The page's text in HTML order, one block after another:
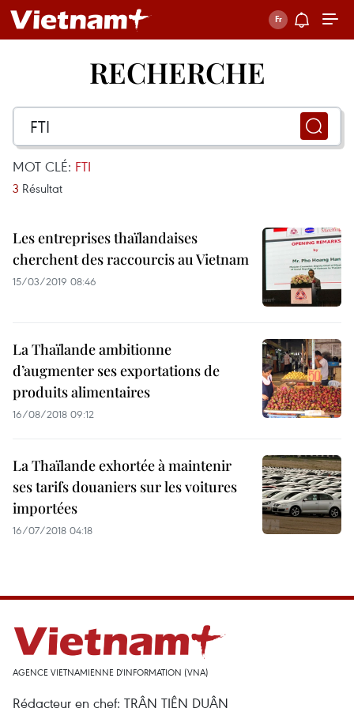
RECHERCHE
MOT CLÉ: FTI
3 Résultat
Les entreprises thaïlandaises
cherchent des raccourcis au Vietnam
15/03/2019 08:46
La Thaïlande ambitionne
d’augmenter ses exportations de
produits alimentaires
16/08/2018 09:12
La Thaïlande exhortée à maintenir
ses tarifs douaniers sur les voitures
importées
16/07/2018 04:18
AGENCE VIETNAMIENNE D'INFORMATION (VNA)
Rédacteur en chef: TRÂN TIÊN DUÂN